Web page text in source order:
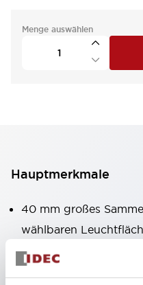
Menge auswählen
Hauptmerkmale
40 mm großes
wählbaren
Ausgestattet mit
auch bei der